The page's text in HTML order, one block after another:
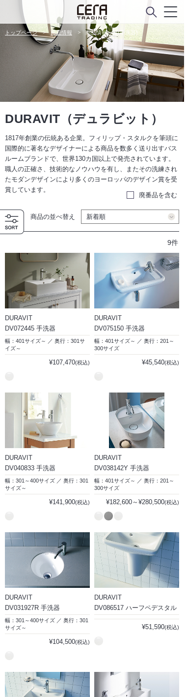
トップページ 商品情報 商品情報一覧(手洗器)
DURAVIT（デュラビット）
1817年創業の伝統ある企業。フィリップ・スタルクを筆頭に
国際的に著名なデザイナーによる商品を数多く送り出すバス
ルームブランドで、世界130カ国以上で発売されています。
職人の正確さ、技術的なノウハウを有し、またその洗練され
たモダンデザインにより多くのヨーロッパのデザイン賞を受
賞しています。
廃番品を含む
商品の並べ替え
9件
DURAVIT
DV072445 手洗器
幅：401サイズ～ ／ 奥行：301サ
イズ～
¥107,470(税込)
DURAVIT
DV075150 手洗器
幅：401サイズ～ ／ 奥行：201～
300サイズ
¥45,540(税込)
DURAVIT
DV040833 手洗器
幅：301～400サイズ ／ 奥行：301
サイズ～
¥141,900(税込)
DURAVIT
DV038142Y 手洗器
幅：401サイズ～ ／ 奥行：201～
300サイズ
¥182,600～¥280,500(税込)
DURAVIT
DV031927R 手洗器
幅：301～400サイズ ／ 奥行：301
サイズ～
¥104,500(税込)
DURAVIT
DV086517 ハーフペデスタル
¥51,590(税込)